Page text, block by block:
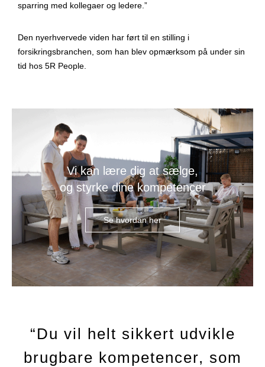
sparring med kollegaer og ledere.”
Den nyerhvervede viden har ført til en stilling i
forsikringsbranchen, som han blev opmærksom på under sin
tid hos 5R People.
Vi kan lære dig at sælge,
og styrke dine kompetencer
Se hvordan her
“Du vil helt sikkert udvikle
brugbare kompetencer, som